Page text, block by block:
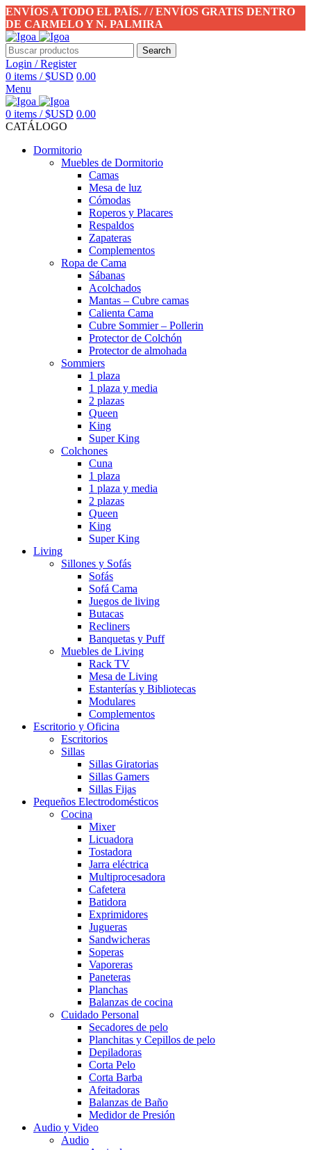
ENVÍOS A TODO EL PAÍS. / / ENVÍOS GRATIS DENTRO
DE CARMELO Y N. PALMIRA
Search
Login / Register
0 items / $USD 0.00
Menu
0 items / $USD 0.00
CATÁLOGO
Dormitorio
Muebles de Dormitorio
Camas
Mesa de luz
Cómodas
Roperos y Placares
Respaldos
Zapateras
Complementos
Ropa de Cama
Sábanas
Acolchados
Mantas – Cubre camas
Calienta Cama
Cubre Sommier – Pollerin
Protector de Colchón
Protector de almohada
Sommiers
1 plaza
1 plaza y media
2 plazas
Queen
King
Super King
Colchones
Cuna
1 plaza
1 plaza y media
2 plazas
Queen
King
Super King
Living
Sillones y Sofás
Sofás
Sofá Cama
Juegos de living
Butacas
Recliners
Banquetas y Puff
Muebles de Living
Rack TV
Mesa de Living
Estanterías y Bibliotecas
Modulares
Complementos
Escritorio y Oficina
Escritorios
Sillas
Sillas Giratorias
Sillas Gamers
Sillas Fijas
Pequeños Electrodomésticos
Cocina
Mixer
Licuadora
Tostadora
Jarra eléctrica
Multiprocesadora
Cafetera
Batidora
Exprimidores
Jugueras
Sandwicheras
Soperas
Vaporeras
Paneteras
Planchas
Balanzas de cocina
Cuidado Personal
Secadores de pelo
Planchitas y Cepillos de pelo
Depiladoras
Corta Pelo
Corta Barba
Afeitadoras
Balanzas de Baño
Medidor de Presión
Audio y Video
Audio